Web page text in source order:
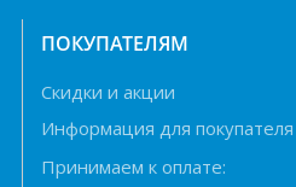
ПОКУПАТЕЛЯМ
Скидки и акции
Информация для покупателя
Принимаем к оплате: